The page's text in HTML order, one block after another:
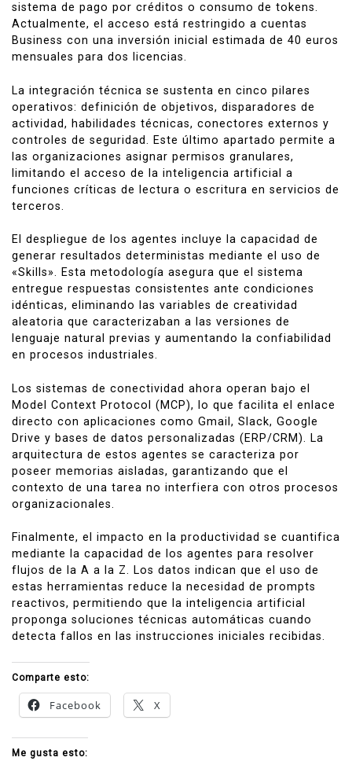
sistema de pago por créditos o consumo de tokens.
Actualmente, el acceso está restringido a cuentas
Business con una inversión inicial estimada de 40 euros
mensuales para dos licencias.
La integración técnica se sustenta en cinco pilares
operativos: definición de objetivos, disparadores de
actividad, habilidades técnicas, conectores externos y
controles de seguridad. Este último apartado permite a
las organizaciones asignar permisos granulares,
limitando el acceso de la inteligencia artificial a
funciones críticas de lectura o escritura en servicios de
terceros.
El despliegue de los agentes incluye la capacidad de
generar resultados deterministas mediante el uso de
«Skills». Esta metodología asegura que el sistema
entregue respuestas consistentes ante condiciones
idénticas, eliminando las variables de creatividad
aleatoria que caracterizaban a las versiones de
lenguaje natural previas y aumentando la confiabilidad
en procesos industriales.
Los sistemas de conectividad ahora operan bajo el
Model Context Protocol (MCP), lo que facilita el enlace
directo con aplicaciones como Gmail, Slack, Google
Drive y bases de datos personalizadas (ERP/CRM). La
arquitectura de estos agentes se caracteriza por
poseer memorias aisladas, garantizando que el
contexto de una tarea no interfiera con otros procesos
organizacionales.
Finalmente, el impacto en la productividad se cuantifica
mediante la capacidad de los agentes para resolver
flujos de la A a la Z. Los datos indican que el uso de
estas herramientas reduce la necesidad de prompts
reactivos, permitiendo que la inteligencia artificial
proponga soluciones técnicas automáticas cuando
detecta fallos en las instrucciones iniciales recibidas.
Comparte esto:
Facebook X
Me gusta esto: